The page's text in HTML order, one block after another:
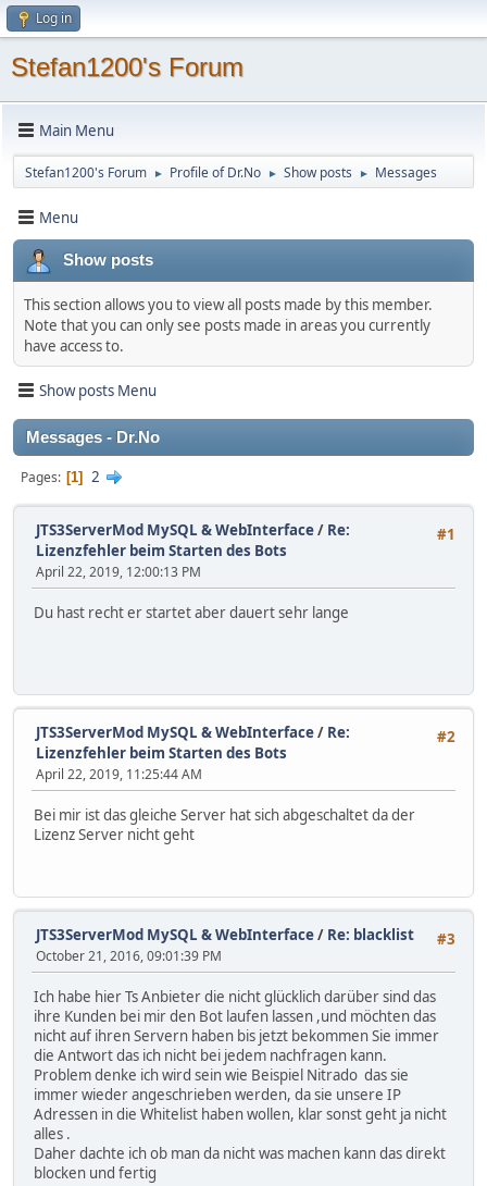
Log in
Stefan1200's Forum
Main Menu
Stefan1200's Forum ► Profile of Dr.No ► Show posts ► Messages
Menu
Show posts
This section allows you to view all posts made by this member.
Note that you can only see posts made in areas you currently
have access to.
Show posts Menu
Messages - Dr.No
Pages 1 2
#1
JTS3ServerMod MySQL & WebInterface/ Re:
Lizenzfehler beim Starten des Bots
April 22, 2019, 12:00:13 PM
Du hast recht er startet aber dauert sehr lange
#2
JTS3ServerMod MySQL & WebInterface/ Re:
Lizenzfehler beim Starten des Bots
April 22, 2019, 11:25:44 AM
Bei mir ist das gleiche Server hat sich abgeschaltet da der
Lizenz Server nicht geht
#3
JTS3ServerMod MySQL & WebInterface/ Re: blacklist
October 21, 2016, 09:01:39 PM
Ich habe hier Ts Anbieter die nicht glücklich darüber sind das
ihre Kunden bei mir den Bot laufen lassen ,und möchten das
nicht auf ihren Servern haben bis jetzt bekommen Sie immer
die Antwort das ich nicht bei jedem nachfragen kann.
Problem denke ich wird sein wie Beispiel Nitrado das sie
immer wieder angeschrieben werden, da sie unsere IP
Adressen in die Whitelist haben wollen, klar sonst geht ja nicht
alles .
Daher dachte ich ob man da nicht was machen kann das direkt
blocken und fertig